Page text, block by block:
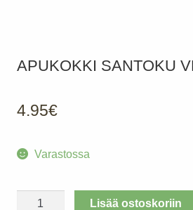
APUKOKKI SANTOKU
4.95€
Varastossa
APUKOKKI
Lisää ostoskoriin